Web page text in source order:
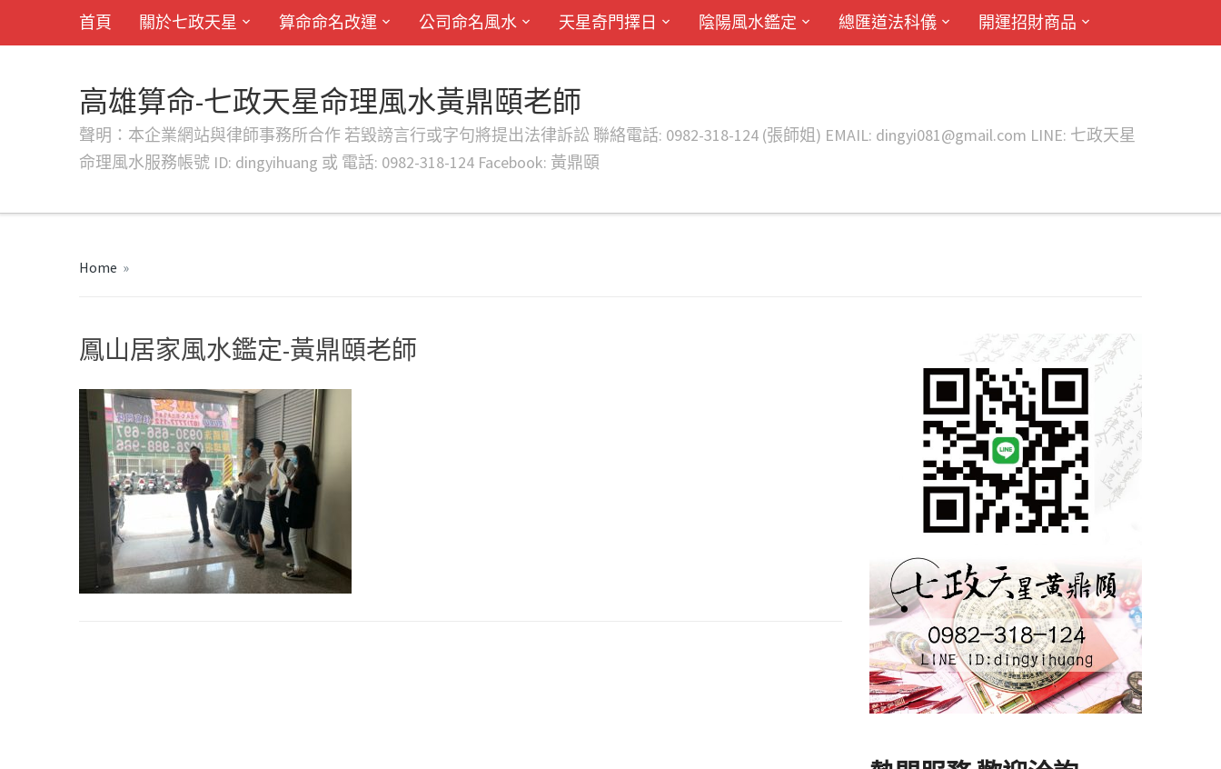
首頁 關於七政天星 算命命名改運 公司命名風水 天星奇門擇日 陰陽風水鑑定 總匯道法科儀 開運招財商品
高雄算命-七政天星命理風水黃鼎頤老師
聲明：本企業網站與律師事務所合作 若毀謗言行或字句將提出法律訴訟 聯絡電話: 0982-318-124 (張師姐) EMAIL: dingyi081@gmail.com LINE: 七政天星
命理風水服務帳號 ID: dingyihuang 或 電話: 0982-318-124 Facebook: 黃鼎頤
Home »
鳳山居家風水鑑定-黃鼎頤老師